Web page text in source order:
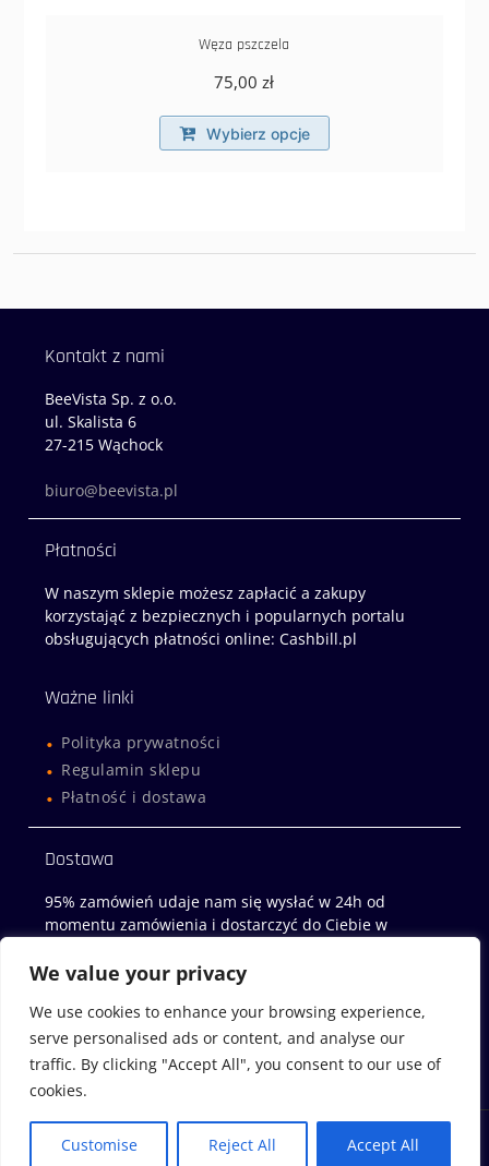
We value your privacy
We use cookies to enhance your browsing experience,
serve personalised ads or content, and analyse our
traffic. By clicking "Accept All", you consent to our use of
cookies.
Customise Reject All Accept All
Węza pszczela
75,00zł
Wybierz opcje
Ten
można
Kontakt z nami
BeeVista Sp. z o.o.
ul. Skalista 6
27-215 Wąchock
biuro@beevista.pl
Płatności
W naszym sklepie możesz zapłacić a zakupy
korzystająć z bezpiecznych i popularnych portalu
obsługujących płatności online: Cashbill.pl
Ważne linki
Polityka prywatności
Regulamin sklepu
Płatność i dostawa
Dostawa
95% zamówień udaje nam się wysłać w 24h od
momentu zamówienia i dostarczyć do Ciebie w
Sklep z miodami
Miody-Wachock.pl
2026 ©BeeVista.pl